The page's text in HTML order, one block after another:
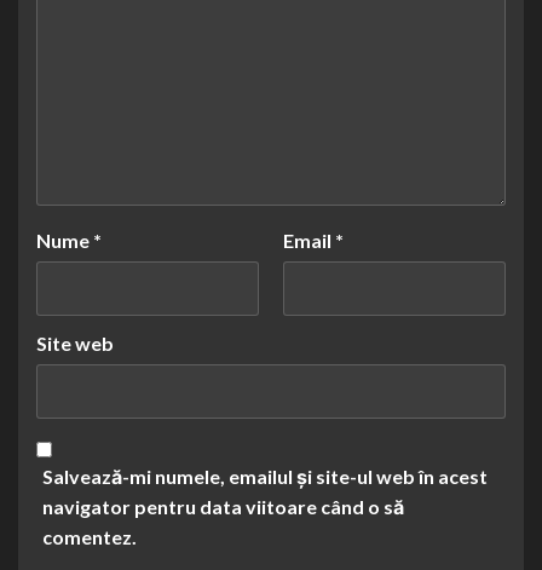
Nume * Email *
Site web
Salvează-mi numele, emailul și site-ul web în acest
navigator pentru data viitoare când o să
comentez.